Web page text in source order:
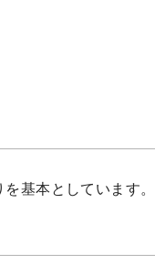
基本としています。